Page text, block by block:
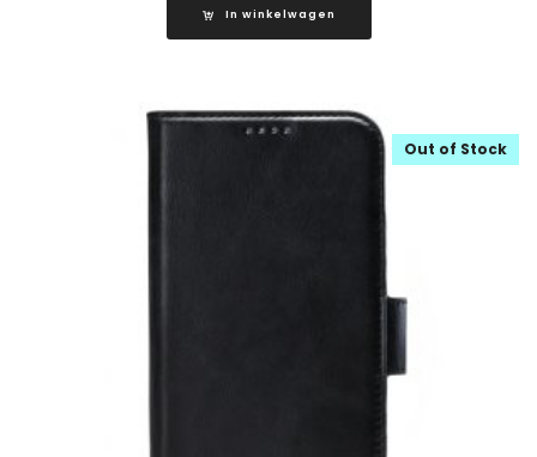
In winkelwagen
Out of Stock